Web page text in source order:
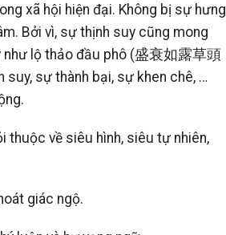
xã hội hiện đại. Không bị sự hưng
Bởi vì, sự thịnh suy cũng mong
như lộ thảo đầu phô (盛衰如露草頭
sự thành bại, sự khen chê, …
thuộc về siêu hình, siêu tự nhiên,
giác ngộ.